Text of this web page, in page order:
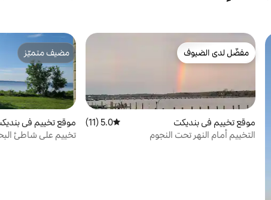
مفضّل لدى الضيوف
مفضّل لدى الضيوف
موقع تخييم في بنديكت متوسط التقييم 5.0 من 5، 11 مراجعات
5.0 (11)
التخييم أمام النهر تحت النجوم
مضيف متميّز
مضيف متميّز
موقع تخييم في
تخييم على شاطئ